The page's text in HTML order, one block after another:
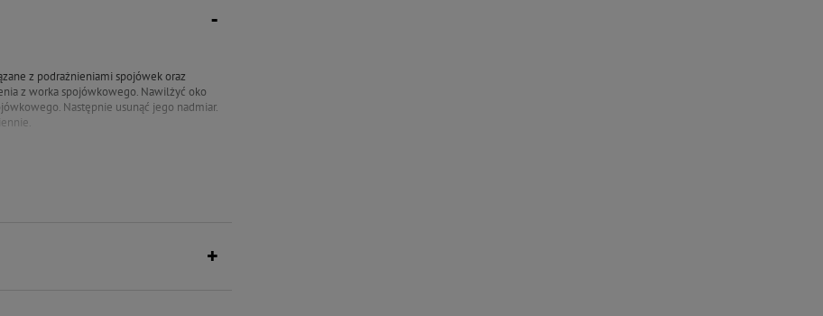
z podrażnieniami spojówek oraz
z worka spojówkowego. Nawilżyć oko
Następnie usunąć jego nadmiar.